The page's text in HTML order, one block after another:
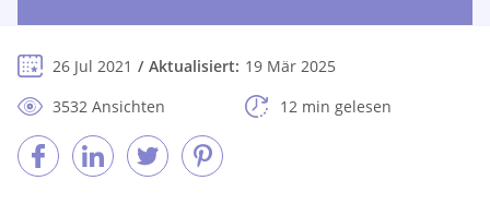
26 Jul 2021 Aktualisiert: 19 Mär 2025
3532 Ansichten
12 min gelesen